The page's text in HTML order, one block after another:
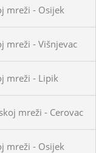
mreži - Osijek
mreži - Višnjevac
mreži - Lipik
mreži - Cerovac
mreži - Osijek